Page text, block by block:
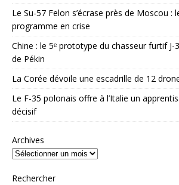
Le Su-57 Felon s’écrase près de Moscou :
programme en crise
Chine : le 5ᵉ prototype du chasseur furtif J-
de Pékin
La Corée dévoile une escadrille de 12
Le F-35 polonais offre à l’Italie un
décisif
Archives
Rechercher